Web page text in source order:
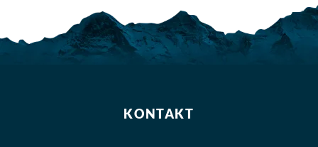
KONTAKT